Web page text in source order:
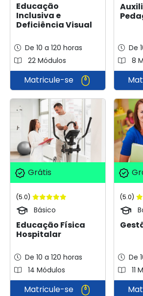
Educação
Inclusiva e
Deficiência Visual
De 10 a 120 horas
22 Módulos
Matricule-se
De
8
Grátis
(5.0)
Básico
Educação Física
Hospitalar
De 10 a 120 horas
14 Módulos
Matricule-se
(5.0)
De
11